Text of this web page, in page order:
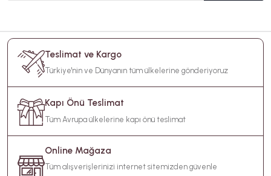
Teslimat ve Kargo
Türkiye'nin ve Dünyanın tüm ülkelerine gönderiyoruz
Kapı Önü Teslimat
Tüm Avrupa ülkelerine kapı önü teslimat
Online Mağaza
Tüm alışverişlerinizi internet sitemizden güvenle